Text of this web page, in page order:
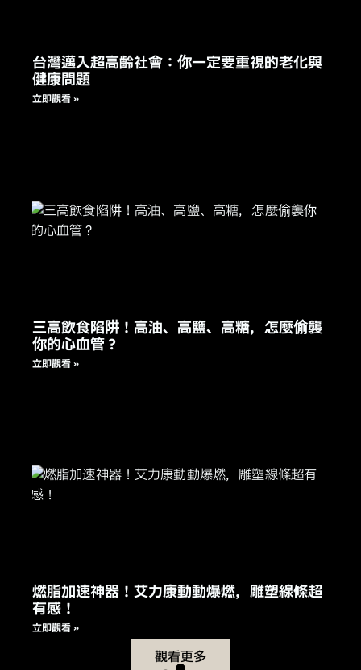
台灣邁入超高齡社會：你一定要重視的老化與
健康問題
立即觀看 »
三高飲食陷阱！高油、高鹽、高糖，怎麼偷襲
你的心血管？
立即觀看 »
燃脂加速神器！艾力康動動爆燃，雕塑線條超
有感！
立即觀看 »
觀看更多